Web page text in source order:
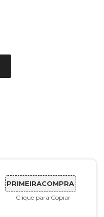
PRIMEIRACOMPRA
Clique para Copiar